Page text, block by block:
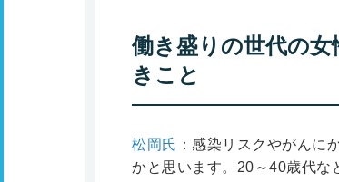
働き盛りの世代の
きこと
松岡氏 ：感染リスクやがんに
かと思います。20～40歳代な